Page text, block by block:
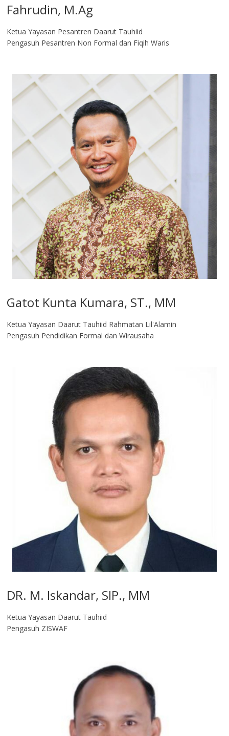
Fahrudin, M.Ag​
Ketua Yayasan Pesantren Daarut Tauhiid
Pengasuh Pesantren Non Formal dan Fiqih Waris
Gatot Kunta Kumara, ST., MM
Ketua Yayasan Daarut Tauhiid Rahmatan Lil'Alamin
Pengasuh Pendidikan Formal dan Wirausaha
DR. M. Iskandar, SIP., MM
Ketua Yayasan Daarut Tauhiid
Pengasuh ZISWAF